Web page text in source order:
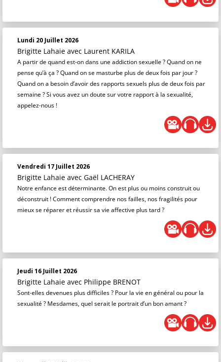
Lundi 20 Juillet 2026
Brigitte Lahaie avec Laurent KARILA
A partir de quand est-on dans une addiction sexuelle ? Quand on ne
pense qu’à ça ? Quand on se masturbe plus de deux fois par jour ?
Quand on a besoin d’avoir des rapports sexuels plus de deux fois par
semaine ? Si vous avez un doute sur votre rapport à la sexualité,
appelez-nous !
Vendredi 17 Juillet 2026
Brigitte Lahaie avec Gaël LACHERAY
Notre enfance est déterminante. On est plus ou moins construit ou
déconstruit ! Comment comprendre nos failles, nos fragilités pour
mieux se réparer et réussir sa vie affective plus tard ?
Jeudi 16 Juillet 2026
Brigitte Lahaie avec Philippe BRENOT
Sont-elles devenues plus difficiles ? Pour la vie en général ou pour la
sexualité ? Mesdames, quel serait le portrait d’un bon amant ?